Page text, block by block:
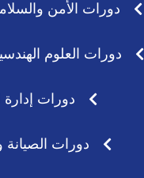
دورات الأمن
دورات العلوم
دورات إدارة
دورات الصيانة